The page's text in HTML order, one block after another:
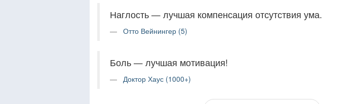
Наглость — лучшая компенсация отсутствия ума.
Отто Вейнингер (5)
Боль — лучшая мотивация!
Доктор Хаус (1000+)